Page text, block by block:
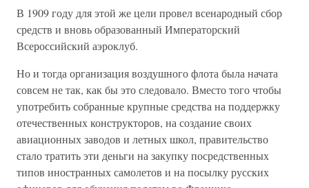
В 1909 году для этой же цели провел всенародный сбор
средств и вновь образованный Императорский
Всероссийский аэроклуб.
Но и тогда организация воздушного флота была начата
совсем не так, как бы это следовало. Вместо того чтобы
употребить собранные крупные средства на поддержку
отечественных конструкторов, на создание своих
авиационных заводов и летных школ, правительство
стало тратить эти деньги на закупку посредственных
типов иностранных самолетов и на посылку русских